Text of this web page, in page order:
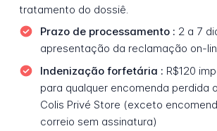
tratamento do dossiê.
Prazo de processamento : 2 a 7
apresentação da reclamação on-
Indenização forfetária : R$120
para qualquer encomenda perdida
Colis Privé Store (exceto
correio sem assinatura)